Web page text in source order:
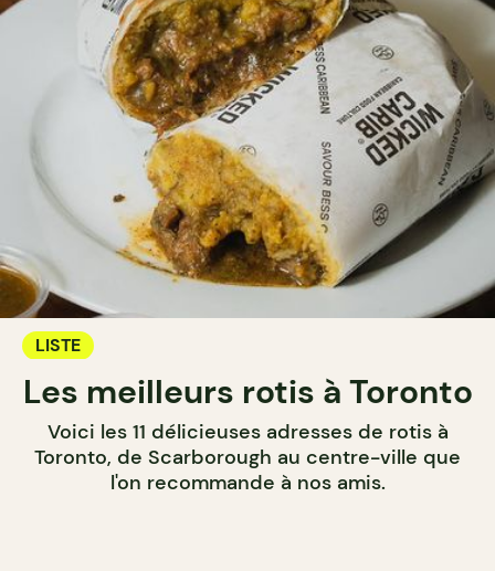
LISTE
Les meilleurs rotis à Toronto
Voici les 11 délicieuses adresses de rotis à
Toronto, de Scarborough au centre-ville que
l'on recommande à nos amis.